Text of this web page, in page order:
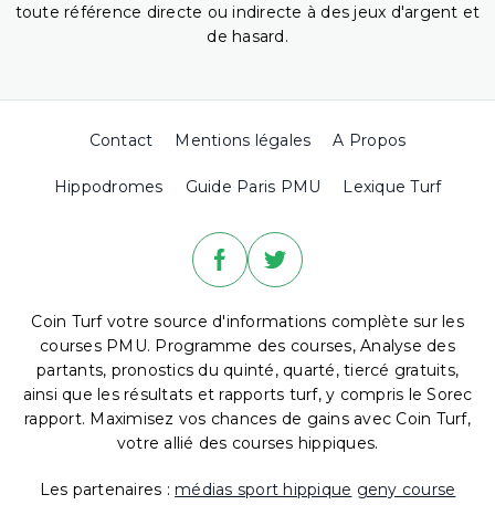
toute référence directe ou indirecte à des jeux d'argent et
de hasard.
Contact Mentions légales A Propos
Hippodromes Guide Paris PMU Lexique Turf
Coin Turf votre source d'informations complète sur les
courses PMU. Programme des courses, Analyse des
partants, pronostics du quinté, quarté, tiercé gratuits,
ainsi que les résultats et rapports turf, y compris le Sorec
rapport. Maximisez vos chances de gains avec Coin Turf,
votre allié des courses hippiques.
Les partenaires : médias sport hippique geny course